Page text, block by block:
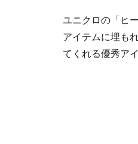
ユニクロの「ヒ
アイテムに埋も
てくれる優秀ア